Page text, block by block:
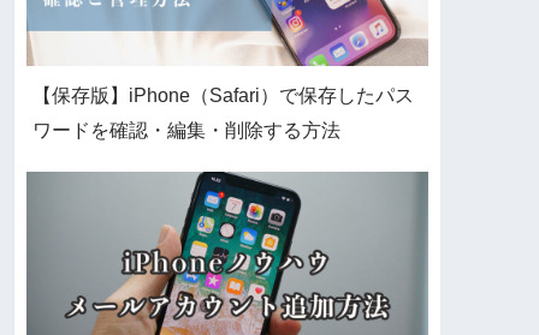
【保存版】iPhone（Safari）で保存したパス
ワードを確認・編集・削除する方法